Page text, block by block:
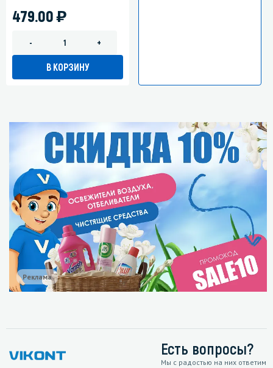
479.00)
- +
В КОРЗИНУ
Реклама
Есть вопросы?
Мы с радостью на них ответим